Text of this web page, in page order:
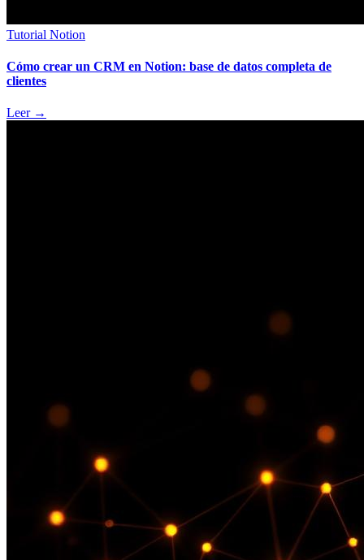
Tutorial Notion
Cómo crear un CRM en Notion: base de datos completa de
clientes
Leer →